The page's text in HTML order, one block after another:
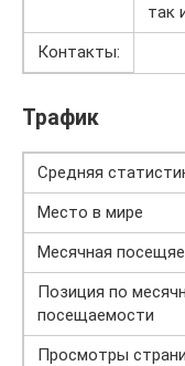
так
Контакты:
Трафик
Средняя
Место в мире
Месячная
Позиция по
посещаемости
Просмотры